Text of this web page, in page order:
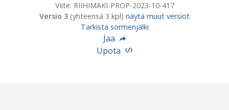
Viite: RIIHIMAKI-PROP-2023-10-417
Versio 3 (yhteensä 3 kpl) näytä muut versiot
Tarkista sormenjälki
Jaa
Upota